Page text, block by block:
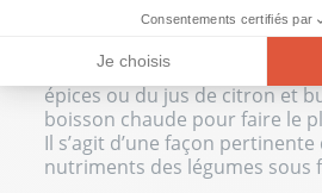
Consentements certifiés par
Je choisis
Axeptio consent
Plateforme de Gestion du
Notre plateforme vous permet
tout simplement pour
cuisson de vos légumes avec
épices ou du jus de citron et
boisson chaude pour faire le
Il s’agit d’une façon
nutriments des légumes sous